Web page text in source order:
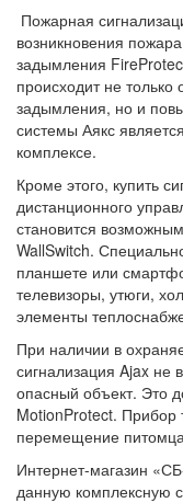
Пожарная
возникновения
задымления
происходит не
задымления, но и
системы Аякс
комплексе.
Кроме этого, купить
дистанционного
становится
WallSwitch.
планшете или
телевизоры, утюги,
элементы
При наличии в
сигнализация Ajax не
опасный объект. Это
MotionProtect. Прибор
перемещение
Интернет-магазин
данную комплексную